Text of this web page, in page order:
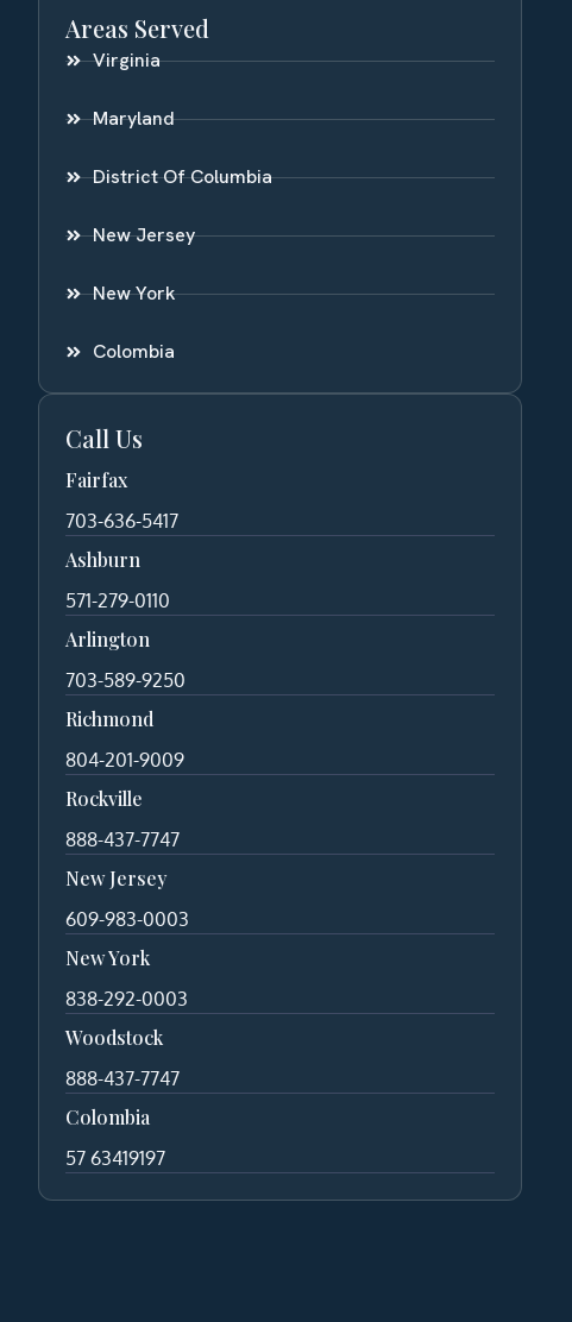
Areas Served
Virginia
Maryland
District Of Columbia
New Jersey
New York
Colombia
Call Us
Fairfax
703-636-5417
Ashburn
571-279-0110
Arlington
703-589-9250
Richmond
804-201-9009
Rockville
888-437-7747
New Jersey
609-983-0003
New York
838-292-0003
Woodstock
888-437-7747
Colombia
57 63419197